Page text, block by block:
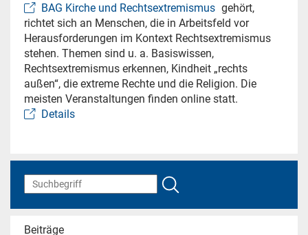
BAG Kirche und Rechtsextremismus gehört,
richtet sich an Menschen, die in Arbeitsfeld vor
Herausforderungen im Kontext Rechtsextremismus
stehen. Themen sind u. a. Basiswissen,
Rechtsextremismus erkennen, Kindheit „rechts
außen“, die extreme Rechte und die Religion. Die
meisten Veranstaltungen finden online statt.
Details
Beiträge